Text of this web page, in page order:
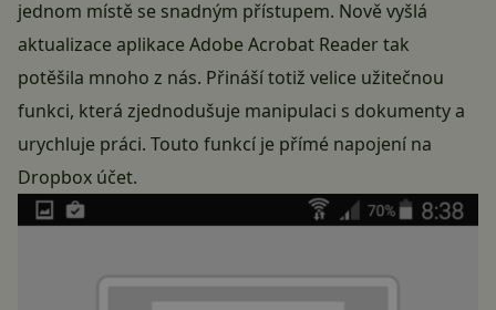
jednom místě se snadným přístupem. Nově vyšlá
aktualizace aplikace Adobe Acrobat Reader tak
potěšila mnoho z nás. Přináší totiž velice užitečnou
funkci, která zjednodušuje manipulaci s dokumenty a
urychluje práci. Touto funkcí je přímé napojení na
Dropbox účet.